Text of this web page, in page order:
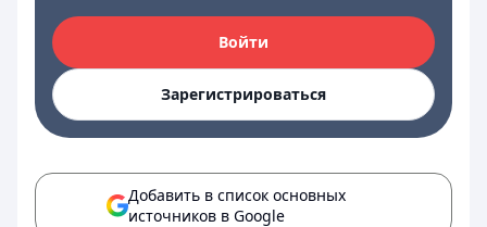
Войти
Зарегистрироваться
Добавить в список основных
источников в Google